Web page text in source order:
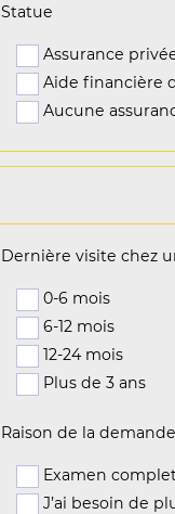
Statue
Assurance
Aide financière
Aucune
Dernière visite chez
0-6 mois
6-12 mois
12-24 mois
Plus de 3 ans
Raison de la
Examen
J’ai besoin de